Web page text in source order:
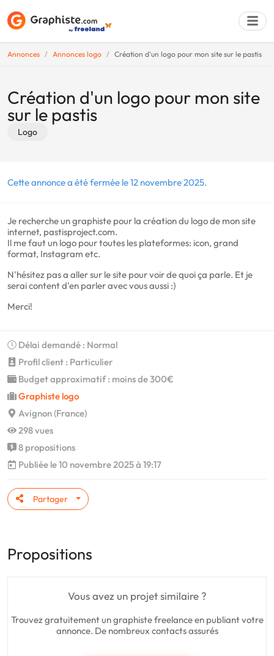
Annonces Annonces logo Création d'un logo pour mon site sur le pastis
Création d'un logo pour mon site
sur le pastis
Logo
Cette annonce a été fermée le 12 novembre 2025.
Je recherche un graphiste pour la création du logo de mon site
internet, pastisproject.com.
Il me faut un logo pour toutes les plateformes: icon, grand
format, Instagram etc.
N'hésitez pas a aller sur le site pour voir de quoi ça parle. Et je
serai content d'en parler avec vous aussi :)
Merci!
Délai demandé : Normal
Profil client : Particulier
Budget approximatif : moins de 300€
Graphiste logo
Avignon (France)
298 vues
8 propositions
Publiée le 10 novembre 2025 à 19:17
Partager
Propositions
Vous avez un projet similaire ?
Trouvez gratuitement un graphiste freelance en publiant votre
annonce. De nombreux contacts assurés